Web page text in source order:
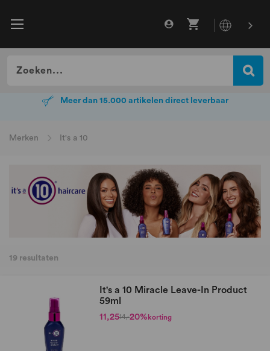
Meer dan 15.000 artikelen direct leverbaar
Merken It's a 10
19 resultaten
It's a 10 Miracle Leave-In Product
59ml
11,2514,-20% korting